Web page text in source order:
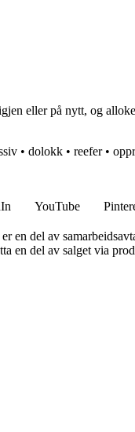
eller på nytt, og
• dolokk • reefer•
YouTube
en del av
en del av salget via